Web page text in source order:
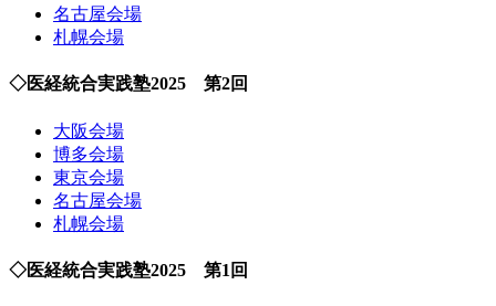
名古屋会場
札幌会場
◇医経統合実践塾2025 第2回
大阪会場
博多会場
東京会場
名古屋会場
札幌会場
◇医経統合実践塾2025 第1回